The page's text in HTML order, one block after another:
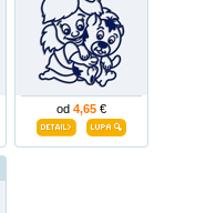
od 4,65 €